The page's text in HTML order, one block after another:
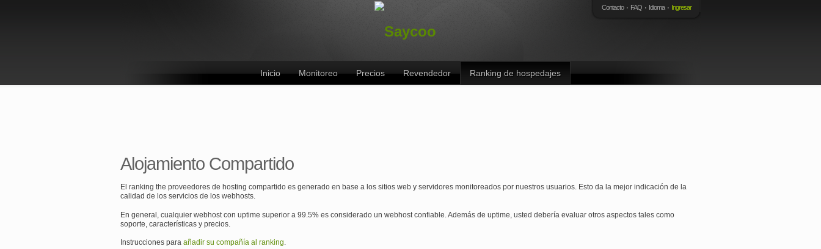
Contacto FAQ Idioma Ingresar
Inicio Monitoreo Precios Revendedor Ranking de hospedajes
Alojamiento Compartido
El ranking the proveedores de hosting compartido es generado en base a los sitios web y servidores monitoreados por nuestros usuarios. Esto da la mejor indicación de la
calidad de los servicios de los webhosts.
En general, cualquier webhost con uptime superior a 99.5% es considerado un webhost confiable. Además de uptime, usted debería evaluar otros aspectos tales como
soporte, características y precios.
Instrucciones para añadir su compañía al ranking.